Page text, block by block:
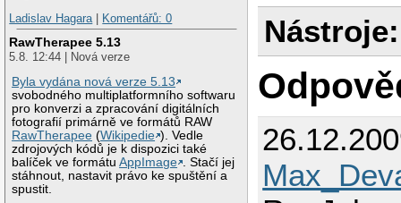
Ladislav Hagara| Komentářů: 0
RawTherapee 5.13
5.8. 12:44 | Nová verze
Byla vydána nová verze 5.13
svobodného multiplatformního softwaru
pro konverzi a zpracování digitálních
fotografií primárně ve formátů RAW
RawTherapee (Wikipedie ). Vedle
zdrojových kódů je k dispozici také
balíček ve formátuAppImage . Stačí jej
stáhnout, nastavit právo ke spuštění a
spustit.
Nástroje: